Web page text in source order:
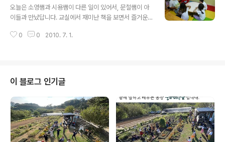
논생물조사 활동을 준비하기 위해 를 함께 읽었습니다.
오늘은 소영쌤과 시용쌤이 다른 일이 있어서, 문철쌤이 아
이들과 만났답니다. 교실에서 재미난 책을 보면서 즐거운
고 있어요~ 우와~ 신기하당~ 우리가 먹는 쌀이 이렇게 나
0 0 2010. 7. 1.
이 블로그 인기글